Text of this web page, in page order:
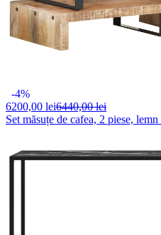
-4%
6200,00 lei6440,00 lei
Set măsuțe de cafea, 2 piese,